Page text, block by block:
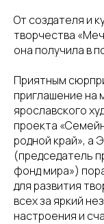
От создателя и
творчества
она получила в
Приятным
приглашение на
ярославского
проекта
родной край», а
(председатель
фонд мира»)
для развития
всех за яркий
настроения и